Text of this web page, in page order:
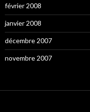
février 2008
janvier 2008
décembre 2007
novembre 2007